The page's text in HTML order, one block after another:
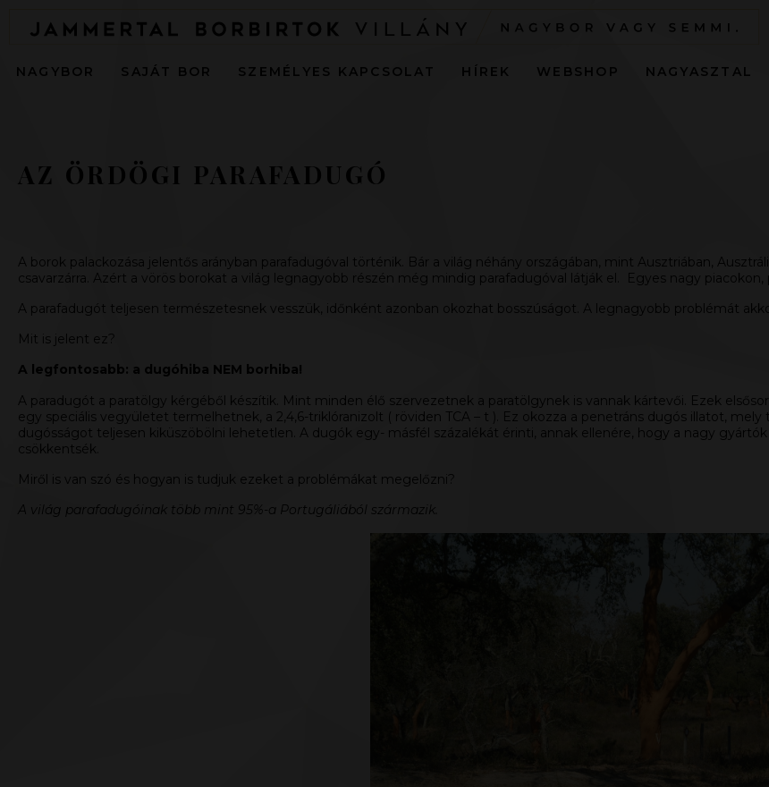
NAGYBOR SAJÁT BOR SZEMÉLYES KAPCSOLAT HÍREK WEBSHOP NAGYASZTAL
AZ ÖRDÖGI PARAFADUGÓ
A borok palackozása jelentős arányban parafadugóval történik. Bár a világ néhány országában, mint Ausztriában,
csavarzárra. Azért a vörös borokat a világ legnagyobb részén még mindig parafadugóval látják el. Egyes nagy
A parafadugót teljesen természetesnek vesszük, időnként azonban okozhat bosszúságot. A legnagyobb problémát
Mit is jelent ez?
A legfontosabb: a dugóhiba NEM borhiba!
A paradugót a paratölgy kérgéből készítik. Mint minden élő szervezetnek a paratölgynek is vannak kártevői. Ezek
egy speciális vegyületet termelhetnek, a 2,4,6-triklóranizolt ( röviden TCA – t ). Ez okozza a penetráns dugós illatot,
dugósságot teljesen kiküszöbölni lehetetlen. A dugók egy- másfél százalékát érinti, annak ellenére, hogy a nagy
csökkentsék.
Miről is van szó és hogyan is tudjuk ezeket a problémákat megelőzni?
A világ parafadugóinak több mint 95%-a Portugáliából származik.